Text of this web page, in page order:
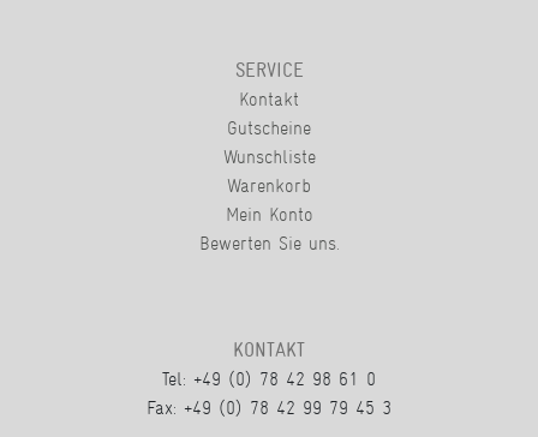
SERVICE
Kontakt
Gutscheine
Wunschliste
Warenkorb
Mein Konto
Bewerten Sie uns.
KONTAKT
Tel: +49 (0) 78 42 98 61 0
Fax: +49 (0) 78 42 99 79 45 3